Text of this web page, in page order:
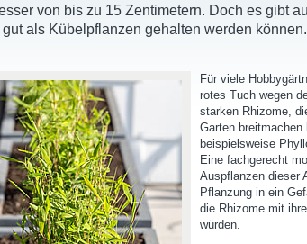
von bis zu 15 Zentimetern. Doch es gibt
als Kübelpflanzen gehalten werden können.
Für viele
rotes Tuch wegen
starken Rhizome,
Garten
beispielsweise
Eine fachgerecht
Auspflanzen dieser
Pflanzung in ein
die Rhizome mit
würden.